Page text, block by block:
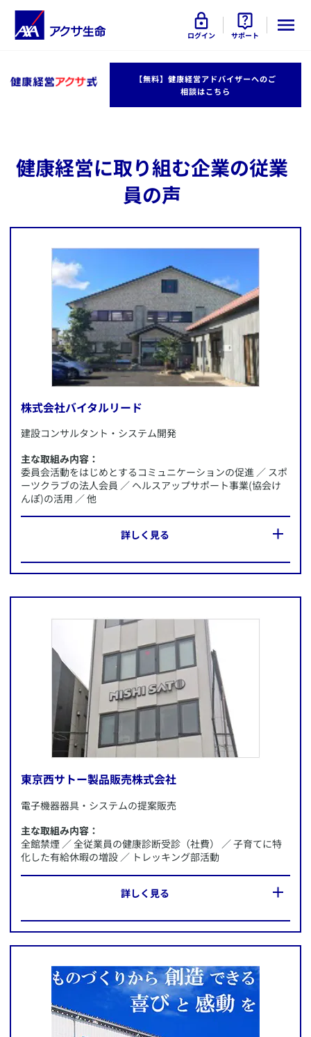
ログイン サポート
​【無料】健康経営アドバイザーへのご
相談はこちら
健康経営に取り組む企業の従業
員の声
株式会社バイタルリード
​建設コンサルタント・システム開発
主な取組み内容：
委員会活動をはじめとするコミュニケーションの促進 ／ スポ
ーツクラブの法人会員 ／ ヘルスアップサポート事業(協会け
んぽ)の活用 ／ 他
​詳しく見る
所在地：
・委員会活動をはじめとするコミュニケーションの促進
・スポーツクラブの法人会員
・ヘルスアップサポート事業（協会けんぽ）の活用
東京西サトー製品販売株式会社
​電子機器器具・システムの提案販売
主な取組み内容：
全館禁煙 ／ 全従業員の健康診断受診（社費） ／ 子育てに特
化した有給休暇の増設 ／ トレッキング部活動
​詳しく見る
施策内容：
・全館禁煙
・全従業員の健康診断受診（社費）
・子育てに特化した有給休暇の増設
・トレッキング部活動